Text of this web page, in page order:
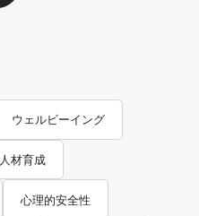
ウェルビーイング
人材育成
心理的安全性